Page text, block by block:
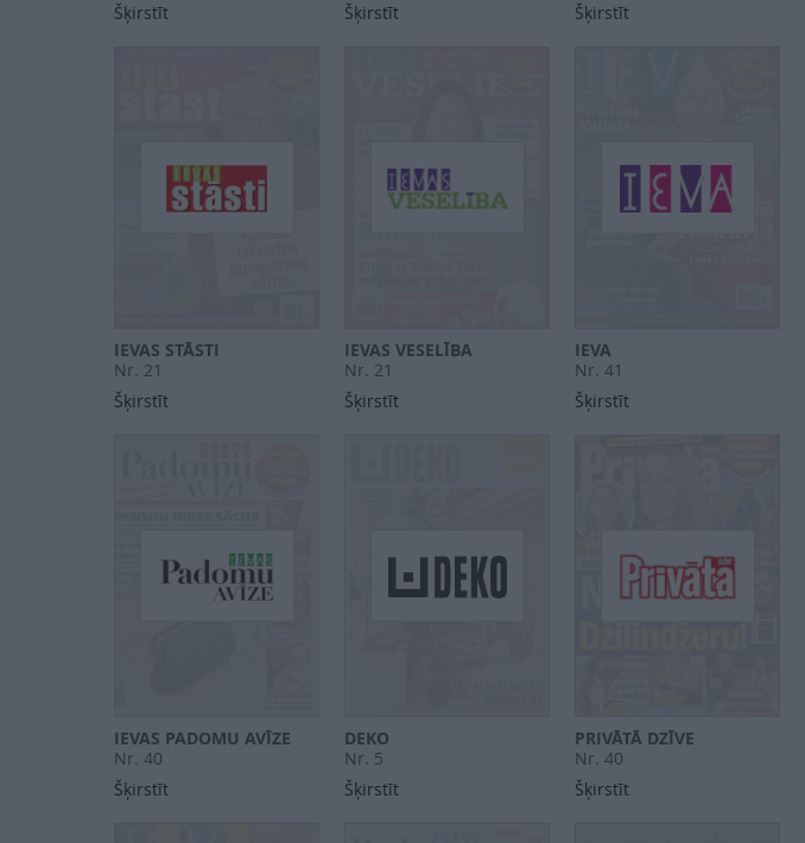
Šķirstīt
Šķirstīt
Šķirstīt
IEVAS STĀSTI
Nr. 21
Šķirstīt
IEVAS VESELĪBA
Nr. 21
Šķirstīt
IEVA
Nr. 41
Šķirstīt
IEVAS PADOMU AVĪZE
Nr. 40
Šķirstīt
DEKO
Nr. 5
Šķirstīt
PRIVĀTĀ DZĪVE
Nr. 40
Šķirstīt